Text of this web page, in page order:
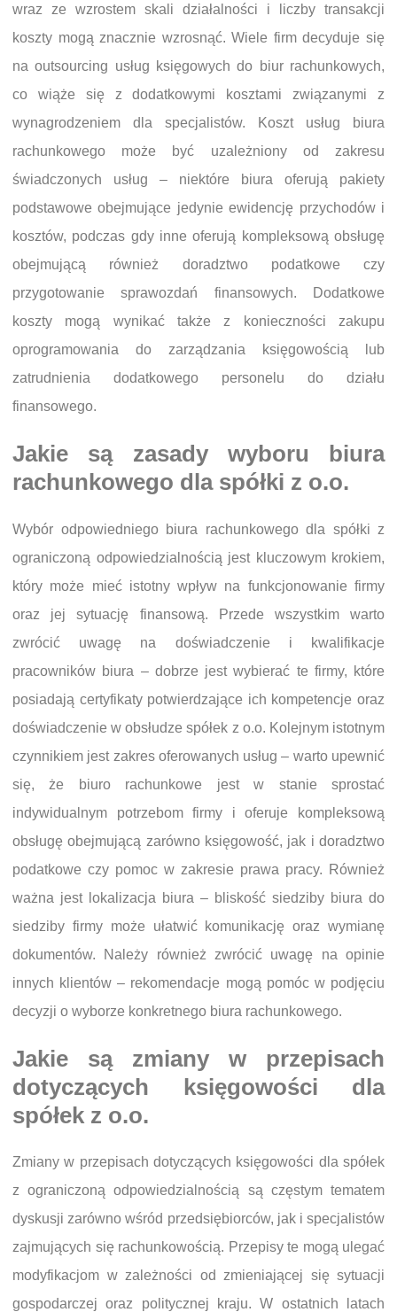
wraz ze wzrostem skali działalności i liczby transakcji
koszty mogą znacznie wzrosnąć. Wiele firm decyduje się
na outsourcing usług księgowych do biur rachunkowych,
co wiąże się z dodatkowymi kosztami związanymi z
wynagrodzeniem dla specjalistów. Koszt usług biura
rachunkowego może być uzależniony od zakresu
świadczonych usług – niektóre biura oferują pakiety
podstawowe obejmujące jedynie ewidencję przychodów i
kosztów, podczas gdy inne oferują kompleksową obsługę
obejmującą również doradztwo podatkowe czy
przygotowanie sprawozdań finansowych. Dodatkowe
koszty mogą wynikać także z konieczności zakupu
oprogramowania do zarządzania księgowością lub
zatrudnienia dodatkowego personelu do działu
finansowego.
Jakie są zasady wyboru biura
rachunkowego dla spółki z o.o.
Wybór odpowiedniego biura rachunkowego dla spółki z
ograniczoną odpowiedzialnością jest kluczowym krokiem,
który może mieć istotny wpływ na funkcjonowanie firmy
oraz jej sytuację finansową. Przede wszystkim warto
zwrócić uwagę na doświadczenie i kwalifikacje
pracowników biura – dobrze jest wybierać te firmy, które
posiadają certyfikaty potwierdzające ich kompetencje oraz
doświadczenie w obsłudze spółek z o.o. Kolejnym istotnym
czynnikiem jest zakres oferowanych usług – warto upewnić
się, że biuro rachunkowe jest w stanie sprostać
indywidualnym potrzebom firmy i oferuje kompleksową
obsługę obejmującą zarówno księgowość, jak i doradztwo
podatkowe czy pomoc w zakresie prawa pracy. Również
ważna jest lokalizacja biura – bliskość siedziby biura do
siedziby firmy może ułatwić komunikację oraz wymianę
dokumentów. Należy również zwrócić uwagę na opinie
innych klientów – rekomendacje mogą pomóc w podjęciu
decyzji o wyborze konkretnego biura rachunkowego.
Jakie są zmiany w przepisach
dotyczących księgowości dla
spółek z o.o.
Zmiany w przepisach dotyczących księgowości dla spółek
z ograniczoną odpowiedzialnością są częstym tematem
dyskusji zarówno wśród przedsiębiorców, jak i specjalistów
zajmujących się rachunkowością. Przepisy te mogą ulegać
modyfikacjom w zależności od zmieniającej się sytuacji
gospodarczej oraz politycznej kraju. W ostatnich latach